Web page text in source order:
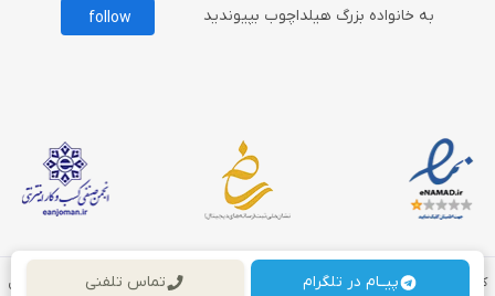
به خانواده بزرگ هیلداچوب بپیوندید follow
کلیه حقوق مادی و معنوی برای این سایت محفوظ می باشد و هرگونه کپی برداری شامل
پیــام در تلگرام تماس تلفنی